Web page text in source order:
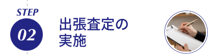
出張査定の
実施